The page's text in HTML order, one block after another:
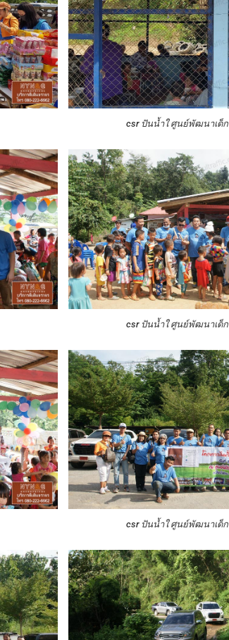
csr ปันน้ำใ ศูนย์พัฒนาเด็ก
csr ปันน้ำใ ศูนย์พัฒนาเด็ก
csr ปันน้ำใ ศูนย์พัฒนาเด็ก